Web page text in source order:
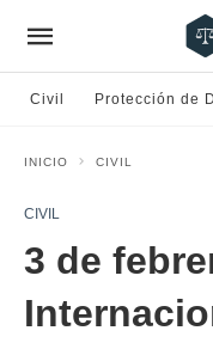
Civil Protección de
INICIO CIVIL
CIVIL
3 de